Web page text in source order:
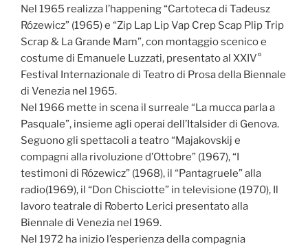
Nel 1965 realizza l’happening “Cartoteca di Tadeusz
Rózewicz” (1965) e “Zip Lap Lip Vap Crep Scap Plip Trip
Scrap & La Grande Mam”, con montaggio scenico e
costume di Emanuele Luzzati, presentato al XXIV°
Festival Internazionale di Teatro di Prosa della Biennale
di Venezia nel 1965.
Nel 1966 mette in scena il surreale “La mucca parla a
Pasquale”, insieme agli operai dell’Italsider di Genova.
Seguono gli spettacoli a teatro “Majakovskij e
compagni alla rivoluzione d’Ottobre” (1967), “I
testimoni di Rózewicz” (1968), il “Pantagruele” alla
radio(1969), il “Don Chisciotte” in televisione (1970), Il
lavoro teatrale di Roberto Lerici presentato alla
Biennale di Venezia nel 1969.
Nel 1972 ha inizio l’esperienza della compagnia